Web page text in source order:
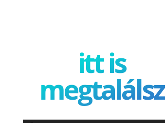
itt is
megtalálsz